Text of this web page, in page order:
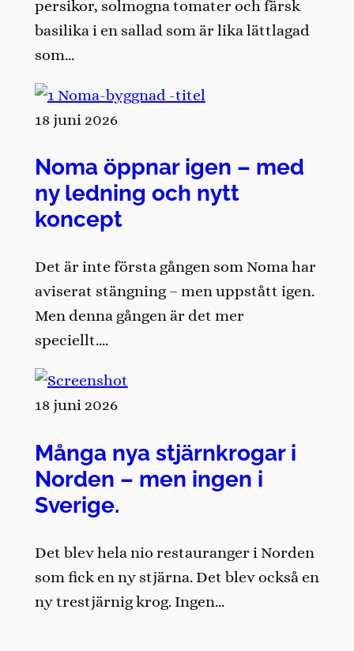
persikor, solmogna tomater och färsk
basilika i en sallad som är lika lättlagad
som…
18 juni 2026
Noma öppnar igen – med
ny ledning och nytt
koncept
Det är inte första gången som Noma har
aviserat stängning – men uppstått igen.
Men denna gången är det mer
speciellt….
18 juni 2026
Många nya stjärnkrogar i
Norden – men ingen i
Sverige.
Det blev hela nio restauranger i Norden
som fick en ny stjärna. Det blev också en
ny trestjärnig krog. Ingen…